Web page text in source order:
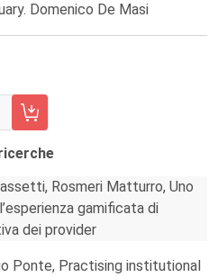
Domenico De Masi
1/2023
Rosmeri Matturro, Uno
gamificata di
dei provider
Ponte, Practising institutional